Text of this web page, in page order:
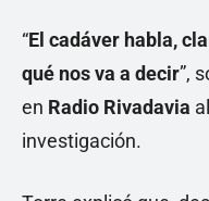
“El cadáver habla,
qué nos va a decir”,
en Radio Rivadavia
investigación.